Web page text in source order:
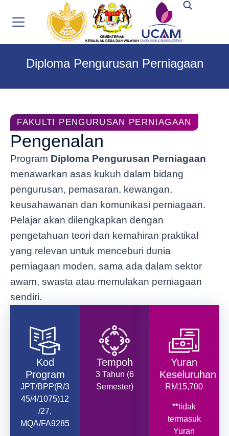
Diploma Pengurusan Perniagaan
FAKULTI PENGURUSAN PERNIAGAAN
Pengenalan
Program Diploma Pengurusan Perniagaan
menawarkan asas kukuh dalam bidang
pengurusan, pemasaran, kewangan,
keusahawanan dan komunikasi perniagaan.
Pelajar akan dilengkapkan dengan
pengetahuan teori dan kemahiran praktikal
yang relevan untuk menceburi dunia
perniagaan moden, sama ada dalam sektor
awam, swasta atau memulakan perniagaan
sendiri.
Kod
Program
JPT/BPP(R/3
45/4/1075)12
/27,
MQA/FA9285
Tempoh
3 Tahun (6
Semester)
Yuran
Keseluruhan
RM15,700
**tidak
termasuk
Yuran